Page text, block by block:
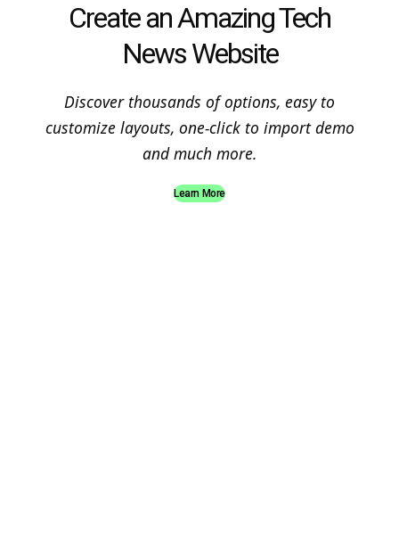
Create an Amazing Tech
News Website
Discover thousands of options, easy to
customize layouts, one-click to import demo
and much more.
Learn More